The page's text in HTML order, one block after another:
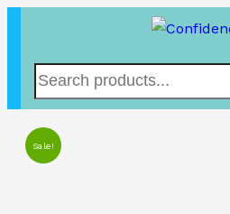
Sale!